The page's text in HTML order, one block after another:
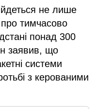
не лише
про тимчасово
понад 300
заявив, що
системи
з керованими